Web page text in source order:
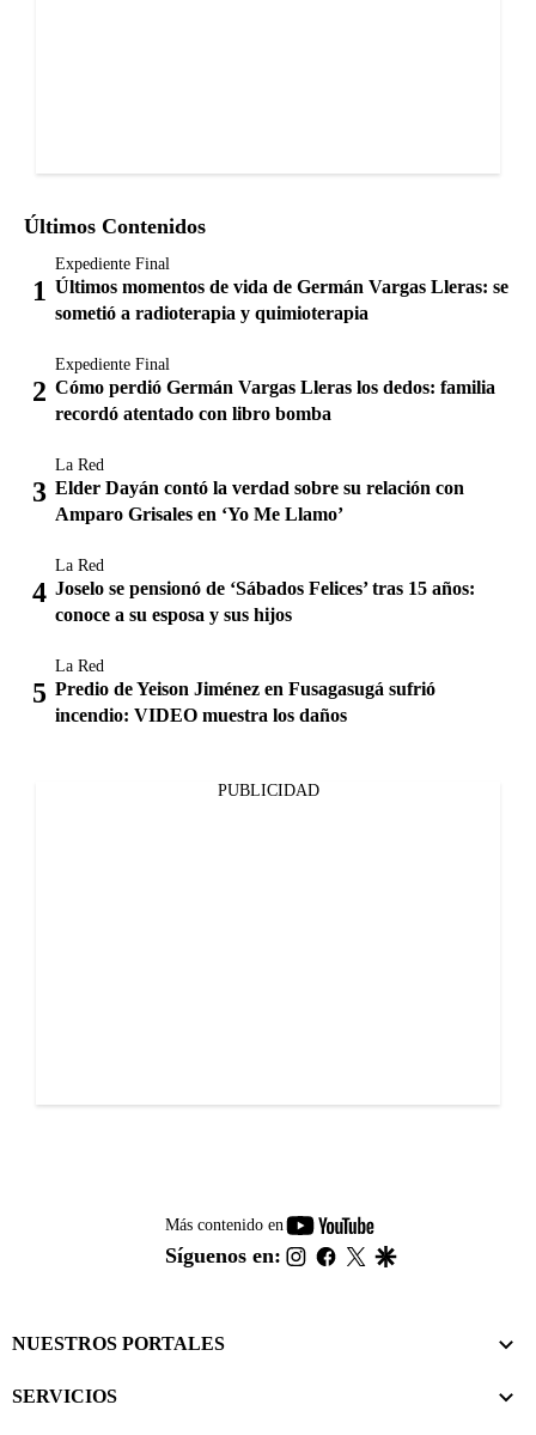
Últimos Contenidos
Expediente Final
Últimos momentos de vida de Germán Vargas Lleras: se
sometió a radioterapia y quimioterapia
Expediente Final
Cómo perdió Germán Vargas Lleras los dedos: familia
recordó atentado con libro bomba
La Red
Elder Dayán contó la verdad sobre su relación con
Amparo Grisales en ‘Yo Me Llamo’
La Red
Joselo se pensionó de ‘Sábados Felices’ tras 15 años:
conoce a su esposa y sus hijos
La Red
Predio de Yeison Jiménez en Fusagasugá sufrió
incendio: VIDEO muestra los daños
PUBLICIDAD
Más contenido en
youtube-
footer
Síguenos en: instagram
facebook
twitter
NUESTROS PORTALES
SERVICIOS